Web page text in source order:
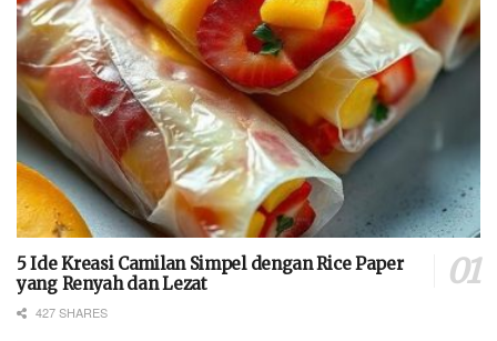
5 Ide Kreasi Camilan Simpel dengan Rice Paper
yang Renyah dan Lezat
427 SHARES